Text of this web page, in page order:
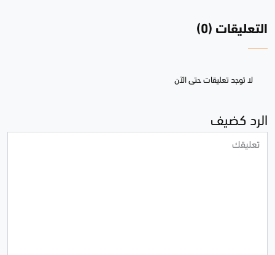
التعليقات (0)
لا توجد تعليقات حتى الآن
الرد كضيف